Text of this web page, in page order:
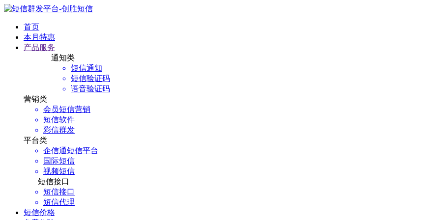
首页
本月特惠
产品服务
通知类
短信通知
短信验证码
语音验证码
营销类
会员短信营销
短信软件
彩信群发
平台类
企信通短信平台
国际短信
视频短信
短信接口
短信接口
短信代理
短信价格